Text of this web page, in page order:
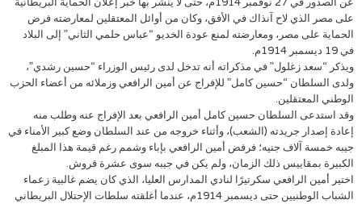
على مصر الذي لاح آنذاك في الأفق، وكان من أوائل المعتقلين لمعارضته فرض
الحماية على مصر، ومعارضته لمنع عودة الخديو “عباس حلمي الثاني” إلى البلاد
في 19 ديسمبر 1914م.
ويذكر “سعد زغلول” في مذكراته أنه تدخل لدى رئيس الوزراء “حسين رشدي”،
ولدى السلطان “حسين كامل” للإفراج عن أمين الرافعي وزملائه من أعضاء الحزب
الوطني المعتقلين.
وقد استدعى السلطان حسين كامل أمين الرافعي بعد الإفراج عنه وطلب منه
إعادة إصدار جريدته (الشعب)، وأثناء خروجه من عند السلطان وضع كبير الأمناء في
جيبه خمسة آلاف جنيه؛ فرفض أمين الرافعي بإباء وشمم رغم قيمة هذا المبلغ
الكبيرة بمقاييس ذلك الزمان، ولم يكن في جيبه سوى عشرة قروش.
اختير أمين الرافعي سكرتيرًا لنادي المدارس العليا، الذي كان يضم غالبية زعماء
الشباب الوطنيين حتى ديسمبر 1914م، عندما أغلقته سلطات الإحتلال البريطاني